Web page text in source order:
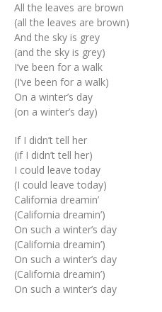
All the leaves are brown
(all the leaves are brown)
And the sky is grey
(and the sky is grey)
I’ve been for a walk
(I’ve been for a walk)
On a winter’s day
(on a winter’s day)
If I didn’t tell her
(if I didn’t tell her)
I could leave today
(I could leave today)
California dreamin’
(California dreamin’)
On such a winter’s day
(California dreamin’)
On such a winter’s day
(California dreamin’)
On such a winter’s day